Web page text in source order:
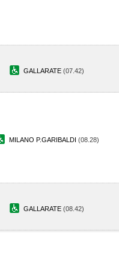
GALLARATE (07.42)
MILANO P.GARIBALDI (08.28)
GALLARATE (08.42)